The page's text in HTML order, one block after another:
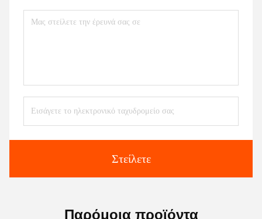
Στείλετε
Παρόμοια προϊόντα